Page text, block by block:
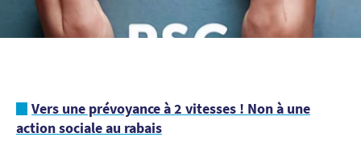
Vers une prévoyance à 2 vitesses ! Non à une
action sociale au rabais